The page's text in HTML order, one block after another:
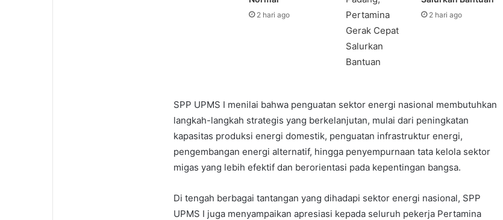
2 hari ago 2 hari ago
SPP UPMS I menilai bahwa penguatan sektor energi nasional membutuhkan
langkah-langkah strategis yang berkelanjutan, mulai dari peningkatan
kapasitas produksi energi domestik, penguatan infrastruktur energi,
pengembangan energi alternatif, hingga penyempurnaan tata kelola sektor
migas yang lebih efektif dan berorientasi pada kepentingan bangsa.
Di tengah berbagai tantangan yang dihadapi sektor energi nasional, SPP
UPMS I juga menyampaikan apresiasi kepada seluruh pekerja Pertamina